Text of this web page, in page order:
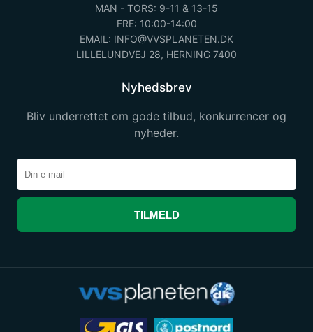
MAN - TORS: 9-11 & 13-15
FRE: 10:00-14:00
EMAIL: INFO@VVSPLANETEN.DK
LILLELUNDVEJ 28, HERNING 7400
Nyhedsbrev
Bliv underrettet om gode tilbud, konkurrencer og
nyheder.
TILMELD